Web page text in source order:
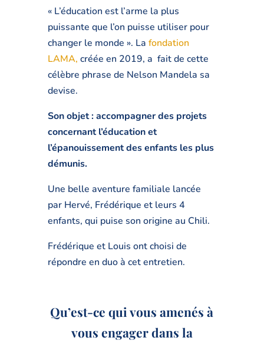
« L’éducation est l’arme la plus
puissante que l’on puisse utiliser pour
changer le monde ». La fondation
LAMA, créée en 2019, a fait de cette
célèbre phrase de Nelson Mandela sa
devise.
Son objet : accompagner des projets
concernant l’éducation et
l’épanouissement des enfants les plus
démunis.
Une belle aventure familiale lancée
par Hervé, Frédérique et leurs 4
enfants, qui puise son origine au Chili.
Frédérique et Louis ont choisi de
répondre en duo à cet entretien.
Qu’est-ce qui vous amenés à
vous engager dans la